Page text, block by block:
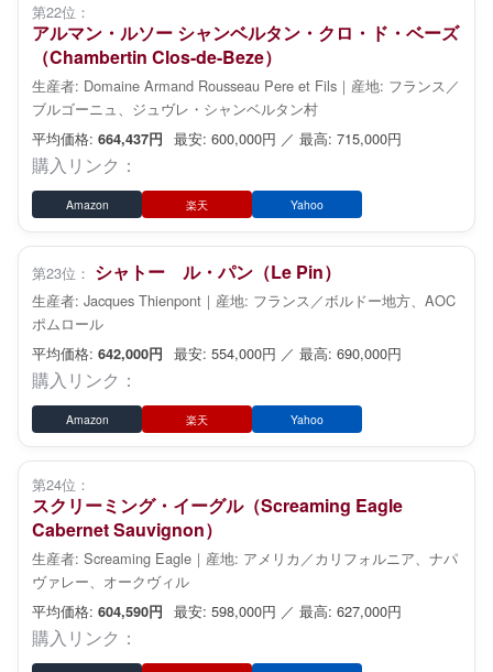
第22位：
アルマン・ルソー シャンベルタン・クロ・ド・ベーズ
（Chambertin Clos-de-Beze）
生産者: Domaine Armand Rousseau Pere et Fils｜産地: フランス／
ブルゴーニュ、ジュヴレ・シャンベルタン村
平均価格: 664,437円 最安: 600,000円 ／ 最高: 715,000円
購入リンク：
Amazon 楽天 Yahoo
第23位： シャトー ル・パン（Le Pin）
生産者: Jacques Thienpont｜産地: フランス／ボルドー地方、AOC
ポムロール
平均価格: 642,000円 最安: 554,000円 ／ 最高: 690,000円
購入リンク：
Amazon 楽天 Yahoo
第24位：
スクリーミング・イーグル（Screaming Eagle
Cabernet Sauvignon）
生産者: Screaming Eagle｜産地: アメリカ／カリフォルニア、ナパ
ヴァレー、オークヴィル
平均価格: 604,590円 最安: 598,000円 ／ 最高: 627,000円
購入リンク：